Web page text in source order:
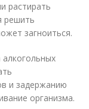
растирать
решить
загноиться.
и задержанию
организма.